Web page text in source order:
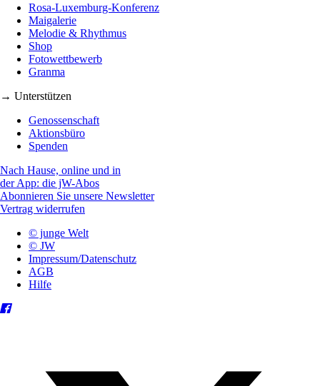
Rosa-Luxemburg-Konferenz
Maigalerie
Melodie & Rhythmus
Shop
Fotowettbewerb
Granma
→ Unterstützen
Genossenschaft
Aktionsbüro
Spenden
Nach Hause, online und in
der App: die jW-Abos
Abonnieren Sie unsere Newsletter
Vertrag widerrufen
© junge Welt
© JW
Impressum/Datenschutz
AGB
Hilfe